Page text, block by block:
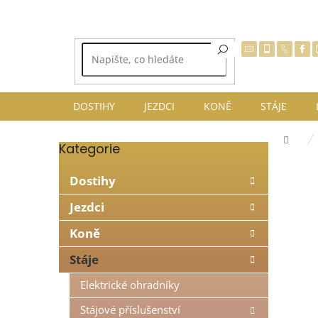
DOSTIHY JEZDCI KONĚ STÁJE
Domů
P
s
r
n
Přeskočit
kategorie
Kategorie
Dostihy
Jezdci
Koně
Stáje
Elektrické ohradníky
Stájové příslušenství